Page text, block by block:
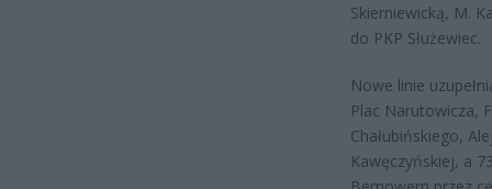
Skierniewicką, M.
do PKP Służewiec.
Nowe linie
Plac Narutowicza,
Chałubińskiego,
Kawęczyńskiej, a